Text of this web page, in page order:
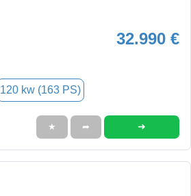
32.990 €
120 kw (163 PS)
★ ➦ ➜